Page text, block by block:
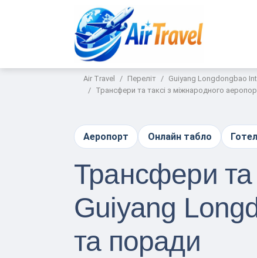
Air Travel Переліт
Guiyang Longdongbao
Трансфери та таксі з міжнародного
Аеропорт Онлайн табло
Трансфери та
Guiyang
та поради